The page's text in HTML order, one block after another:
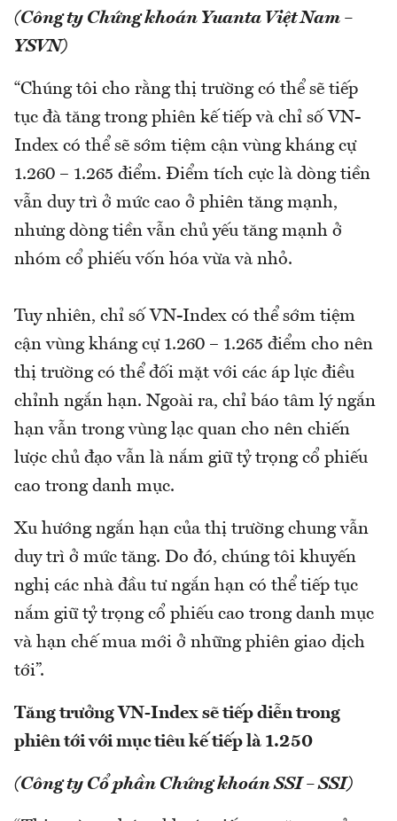
(Công ty Chứng khoán Yuanta Việt Nam –
YSVN)
“Chúng tôi cho rằng thị trường có thể sẽ tiếp
tục đà tăng trong phiên kế tiếp và chỉ số VN-
Index có thể sẽ sớm tiệm cận vùng kháng cự
1.260 – 1.265 điểm. Điểm tích cực là dòng tiền
vẫn duy trì ở mức cao ở phiên tăng mạnh,
nhưng dòng tiền vẫn chủ yếu tăng mạnh ở
nhóm cổ phiếu vốn hóa vừa và nhỏ.
Tuy nhiên, chỉ số VN-Index có thể sớm tiệm
cận vùng kháng cự 1.260 – 1.265 điểm cho nên
thị trường có thể đối mặt với các áp lực điều
chỉnh ngắn hạn. Ngoài ra, chỉ báo tâm lý ngắn
hạn vẫn trong vùng lạc quan cho nên chiến
lược chủ đạo vẫn là nắm giữ tỷ trọng cổ phiếu
cao trong danh mục.
Xu hướng ngắn hạn của thị trường chung vẫn
duy trì ở mức tăng. Do đó, chúng tôi khuyến
nghị các nhà đầu tư ngắn hạn có thể tiếp tục
nắm giữ tỷ trọng cổ phiếu cao trong danh mục
và hạn chế mua mới ở những phiên giao dịch
tới”.
Tăng trưởng VN-Index sẽ tiếp diễn trong
phiên tới với mục tiêu kế tiếp là 1.250
(Công ty Cổ phần Chứng khoán SSI – SSI)